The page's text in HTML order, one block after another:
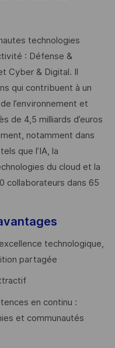
technologies
: Défense &
Cyber & Digital. Il
qui contribuent à un
l’environnement et
de 4,5 milliards d’euros
notamment dans
que l’IA, la
du cloud et la
collaborateurs dans 65
technologique,
partagée
en continu :
et communautés